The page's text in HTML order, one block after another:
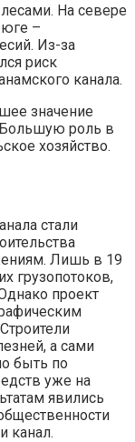
На севере
–
Из-за
риск
канала.
значение
роль в
хозяйство.
стали
Лишь в 19
грузопотоков,
проект
а сами
быть по
уже на
явились
канал.